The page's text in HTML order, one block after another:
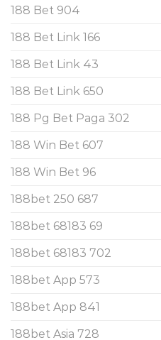
188 Bet 904
188 Bet Link 166
188 Bet Link 43
188 Bet Link 650
188 Pg Bet Paga 302
188 Win Bet 607
188 Win Bet 96
188bet 250 687
188bet 68183 69
188bet 68183 702
188bet App 573
188bet App 841
188bet Asia 728